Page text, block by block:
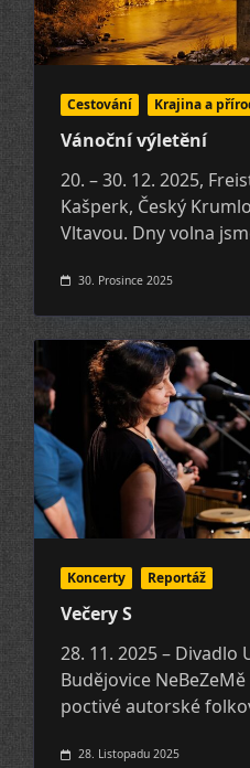
Cestování Krajina a
Vánoční výletění
20. – 30. 12. 2025,
Kašperk, Český
Vltavou. Dny volna
30. Prosince 2025
Koncerty Reportáž
Večery S
28. 11. 2025 – Divadlo
Budějovice
poctivé autorské
28. Listopadu 2025